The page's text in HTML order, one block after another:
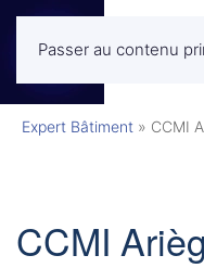
Passer au contenu
Expert Bâtiment » CCMI
CCMI